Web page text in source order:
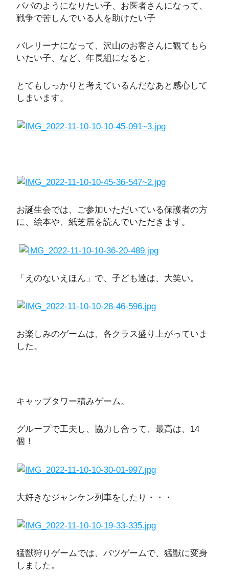
パパのようになりたい子、お医者さんになって、
戦争で苦しんでいる人を助けたい子
バレリーナになって、沢山のお客さんに観てもら
いたい子、など、年長組になると、
とてもしっかりと考えているんだなあと感心して
しまいます。
お誕生会では、ご参加いただいている保護者の方
に、絵本や、紙芝居を読んでいただきます。
「えのないえほん」で、子ども達は、大笑い。
お楽しみのゲームは、各クラス盛り上がっていま
した。
キャップタワー積みゲーム。
グループで工夫し、協力し合って、最高は、14
個！
大好きなジャンケン列車をしたり・・・
猛獣狩りゲームでは、バツゲームで、猛獣に変身
しました。